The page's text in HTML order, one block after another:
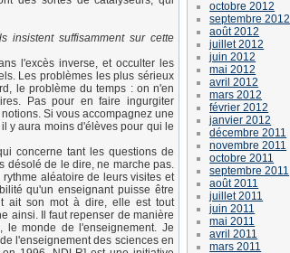
insistent suffisamment sur cette
l'excès inverse, et occulter les
Les problèmes les plus sérieux
le problème du temps : on n'en
Pas pour en faire ingurgiter
Si vous accompagnez une
y aura moins d'élèves pour qui le
concerne tant les questions de
désolé de le dire, ne marche pas.
aléatoire de leurs visites et
qu'un enseignant puisse être
ait son mot à dire, elle est tout
ainsi. Il faut repenser de manière
le monde de l'enseignement. Je
l'enseignement des sciences en
octobre 2012
septembre 2012
août 2012
juillet 2012
juin 2012
mai 2012
avril 2012
mars 2012
février 2012
janvier 2012
décembre 2011
novembre 2011
octobre 2011
septembre 2011
août 2011
juillet 2011
juin 2011
mai 2011
avril 2011
mars 2011